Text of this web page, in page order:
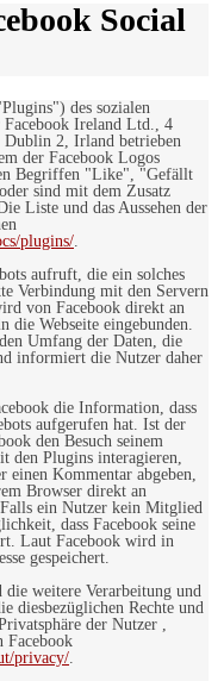
Social
des sozialen
Facebook Ireland Ltd., 4
Dublin 2, Irland betrieben
der Facebook Logos
Begriffen "Like", "Gefällt
sind mit dem Zusatz
Liste und das Aussehen der
plugins/.
aufruft, die ein solches
Verbindung mit den Servern
von Facebook direkt an
die Webseite eingebunden.
Umfang der Daten, die
informiert die Nutzer daher
die Information, dass
aufgerufen hat. Ist der
den Besuch seinem
den Plugins interagieren,
einen Kommentar abgeben,
Browser direkt an
ein Nutzer kein Mitglied
dass Facebook seine
Laut Facebook wird in
gespeichert.
weitere Verarbeitung und
diesbezüglichen Rechte und
der Nutzer ,
Facebook
privacy/.